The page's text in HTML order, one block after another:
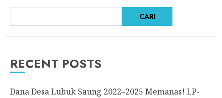
CARI
RECENT POSTS
Dana Desa Lubuk Saung 2022–2025 Memanas! LP-